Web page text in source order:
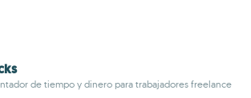
de tiempo y dinero para trabajadores freelance